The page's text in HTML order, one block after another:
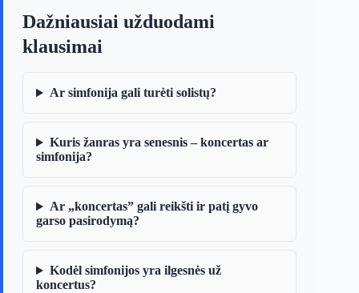
Dažniausiai užduodami
klausimai
Ar simfonija gali turėti solistų?
Kuris žanras yra senesnis – koncertas ar
simfonija?
Ar „koncertas” gali reikšti ir patį gyvo
garso pasirodymą?
Kodėl simfonijos yra ilgesnės už
koncertus?